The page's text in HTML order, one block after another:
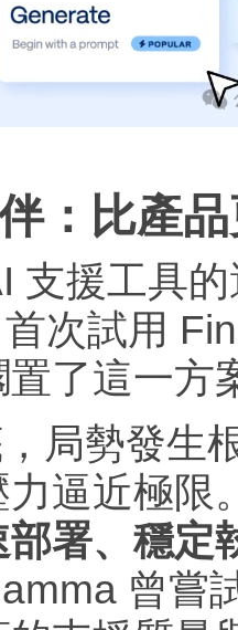
：比產
支援工具
次試用
置了這一方
局勢發生
逼近極限
部署、穩定
曾嘗